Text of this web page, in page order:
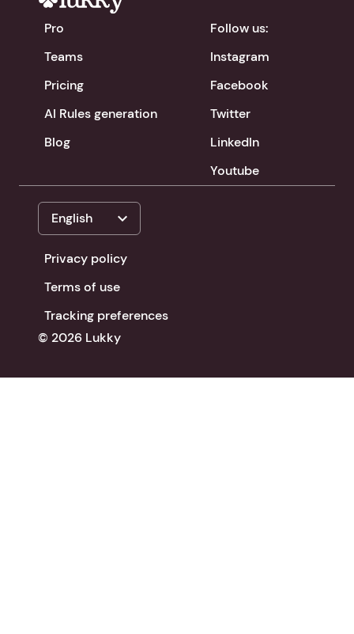
Pro
Teams
Pricing
AI Rules generation
Blog
Follow us:
Instagram
Facebook
Twitter
LinkedIn
Youtube
English expand_more
Privacy policy
Terms of use
Tracking preferences
© 2026 Lukky